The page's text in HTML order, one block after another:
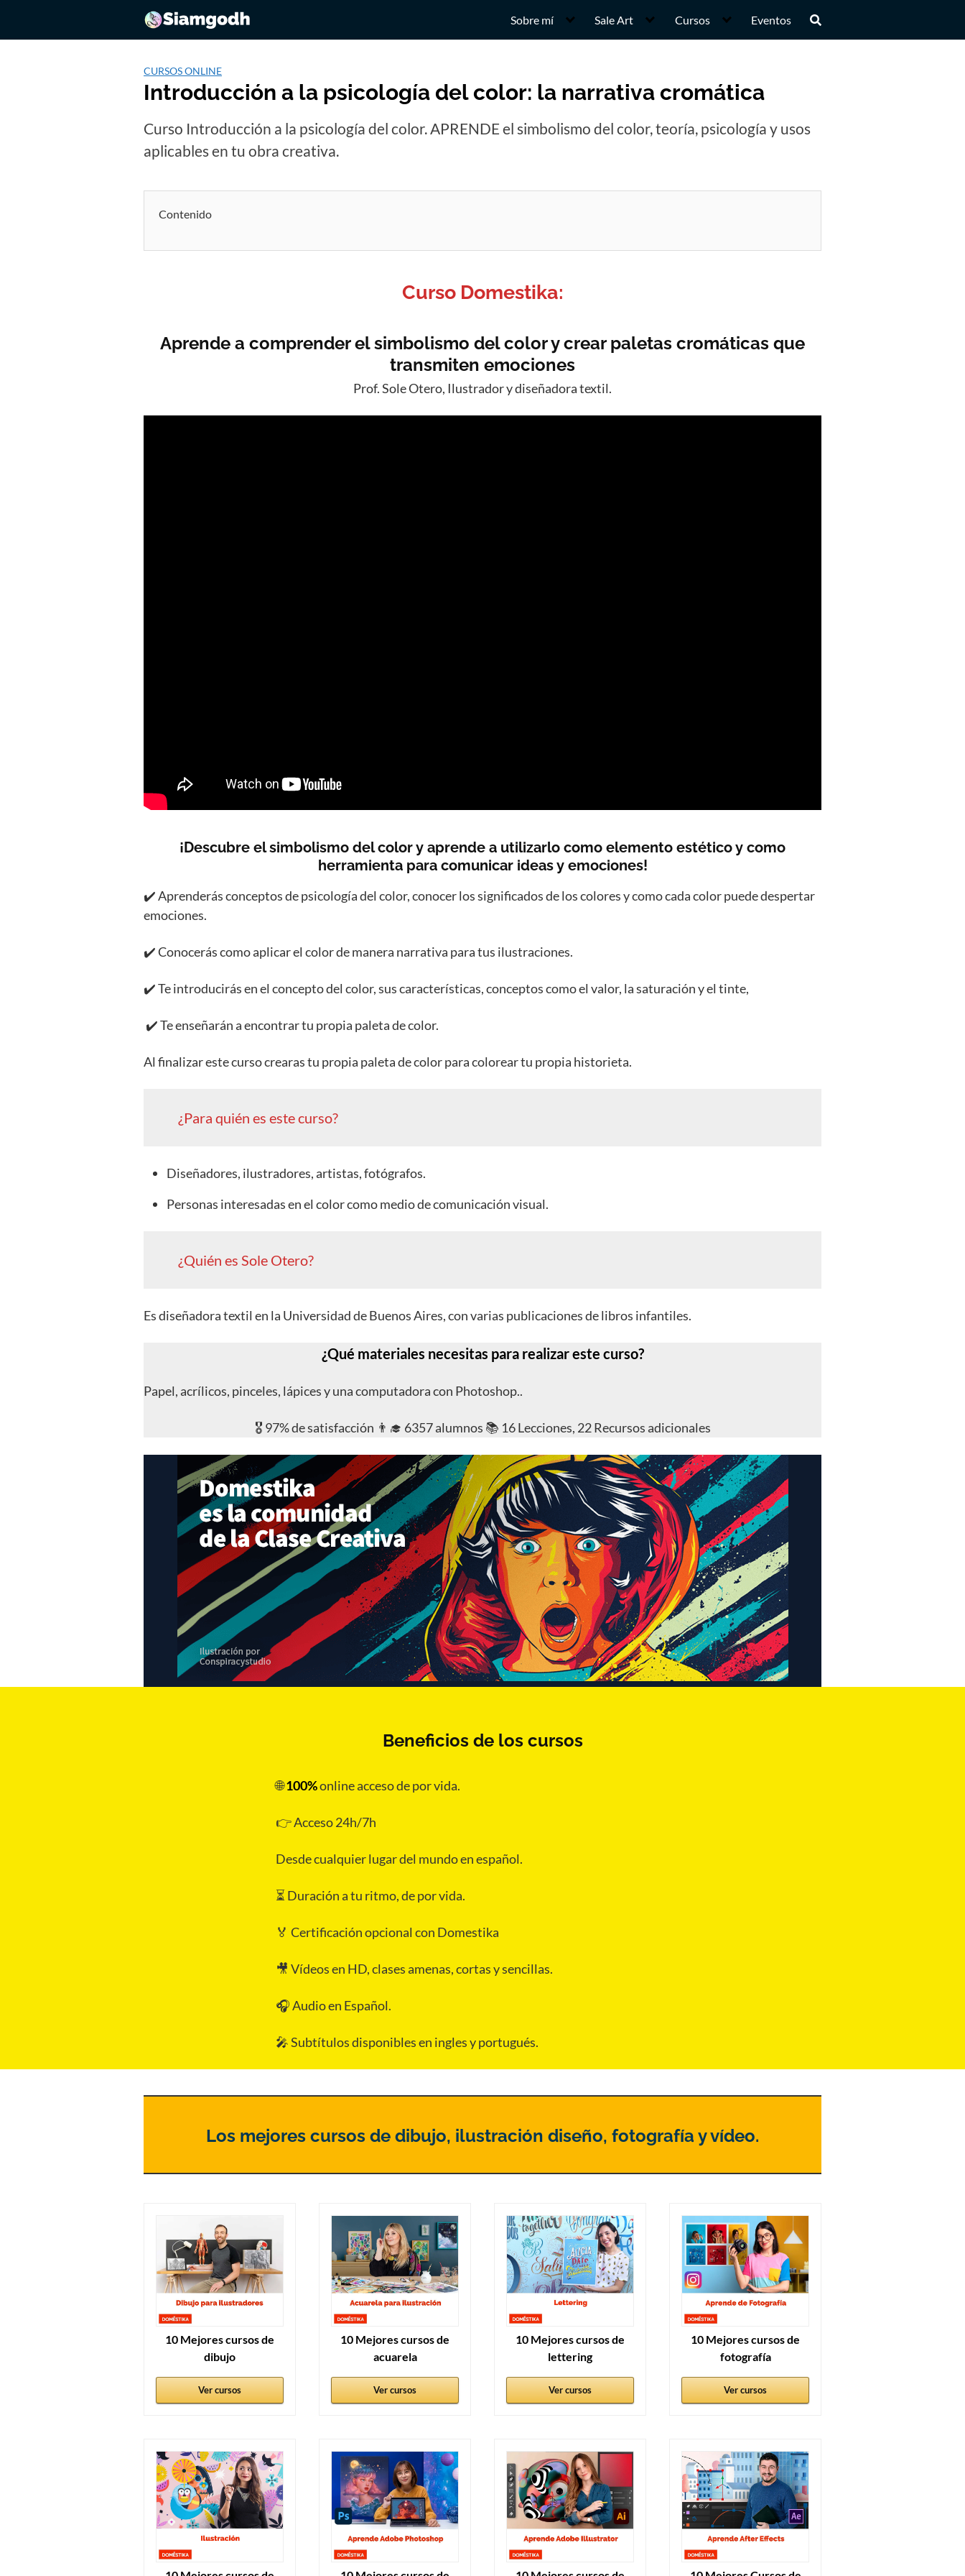
contenido
Sobre mí Sale Art Cursos Eventos
CURSOS ONLINE
Introducción a la psicología del color: la narrativa cromática
Curso Introducción a la psicología del color. APRENDE el simbolismo del color, teoría, psicología y usos
aplicables en tu obra creativa.
Contenido
Curso Domestika:
Aprende a comprender el simbolismo del color y crear paletas cromáticas que
transmiten emociones
Prof. Sole Otero, Ilustrador y diseñadora textil.
¡Descubre el simbolismo del color y aprende a utilizarlo como elemento estético y como
herramienta para comunicar ideas y emociones!
✔️ Aprenderás conceptos de psicología del color, conocer los significados de los colores y como cada color puede despertar
emociones.
✔️ Conocerás como aplicar el color de manera narrativa para tus ilustraciones.
✔️ Te introducirás en el concepto del color, sus características, conceptos como el valor, la saturación y el tinte,
✔️ Te enseñarán a encontrar tu propia paleta de color.
Al finalizar este curso crearas tu propia paleta de color para colorear tu propia historieta.
¿Para quién es este curso?
Diseñadores, ilustradores, artistas, fotógrafos.
Personas interesadas en el color como medio de comunicación visual.
¿Quién es Sole Otero?
Es diseñadora textil en la Universidad de Buenos Aires, con varias publicaciones de libros infantiles.
¿Qué materiales necesitas para realizar este curso?
Papel, acrílicos, pinceles, lápices y una computadora con Photoshop..
🎖️ 97% de satisfacción 👨‍🎓 6357 alumnos 📚 16 Lecciones, 22 Recursos adicionales
Beneficios de los cursos
🌐100%online acceso de por vida.
👉 Acceso 24h/7h
Desde cualquier lugar del mundo en español.
⏳ Duración a tu ritmo, de por vida.
🏅 Certificación opcional con Domestika
🎥 Vídeos en HD, clases amenas, cortas y sencillas.
🎧 Audio en Español.
🎤 Subtítulos disponibles en ingles y portugués.
Los mejores cursos de dibujo, ilustración diseño, fotografía y vídeo.
10 Mejores cursos de
dibujo
Ver cursos
10 Mejores cursos de
acuarela
Ver cursos
10 Mejores cursos de
lettering
Ver cursos
10 Mejores cursos de
fotografía
Ver cursos